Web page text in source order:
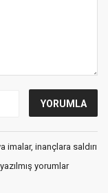
inançlara saldırı
yorumlar